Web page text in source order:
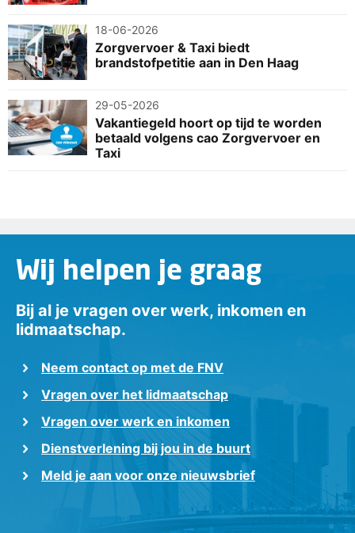
18-06-2026
Zorgvervoer & Taxi biedt
brandstofpetitie aan in Den Haag
29-05-2026
Vakantiegeld hoort op tijd te worden
betaald volgens cao Zorgvervoer en
Taxi
Wij helpen je graag
Bij al je vragen over werk, inkomen en
lidmaatschap.
Neem contact op met de FNV
Vragen over het lidmaatschap
Vragen over werk en inkomen
Dienstverlening bij jou in de buurt
Meld je aan voor onze nieuwsbrief